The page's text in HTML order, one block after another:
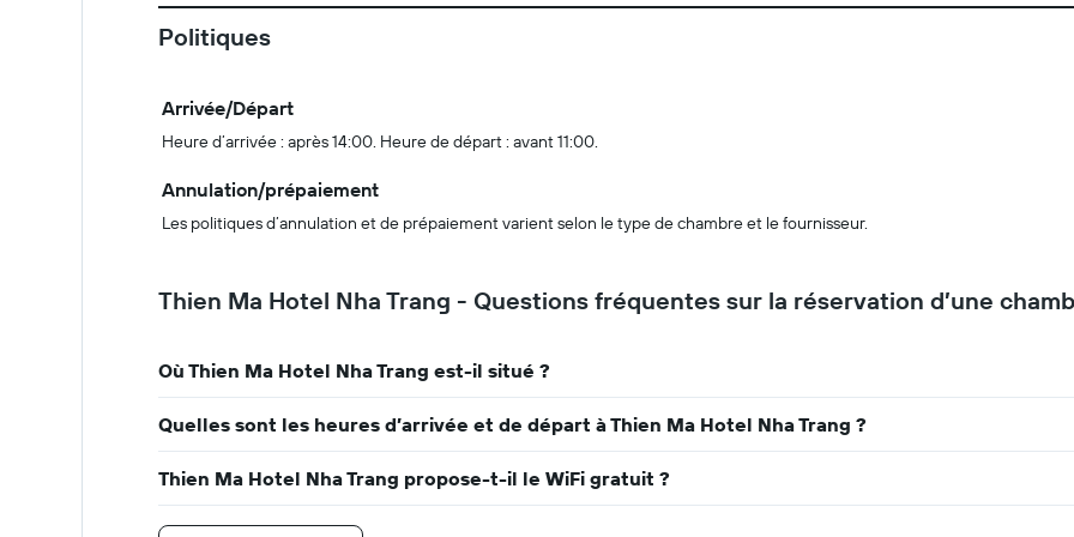
Politiques
Arrivée/Départ
Heure d’arrivée : après 14:00. Heure de départ : avant 11:00.
Annulation/prépaiement
Les politiques d’annulation et de prépaiement varient selon le type de chambre et le fournisseur.
Thien Ma Hotel Nha Trang - Questions fréquentes sur la réservation d’une
Où Thien Ma Hotel Nha Trang est-il situé ?
Quelles sont les heures d’arrivée et de départ à Thien Ma Hotel Nha Trang ?
Thien Ma Hotel Nha Trang propose-t-il le WiFi gratuit ?